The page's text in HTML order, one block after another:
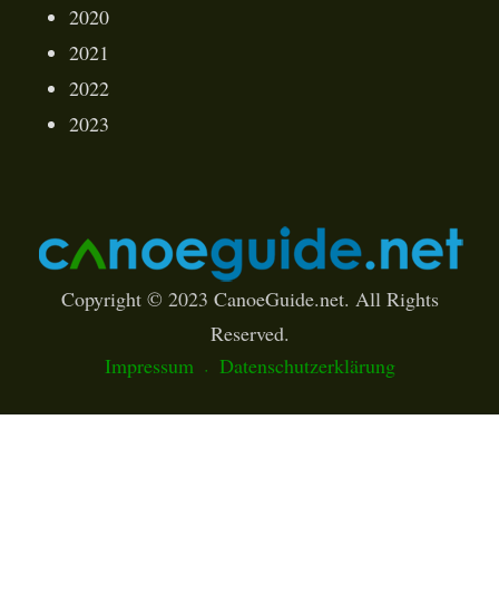
2020
2021
2022
2023
Copyright © 2023 CanoeGuide.net. All Rights
Reserved.
Impressum
Datenschutzerklärung